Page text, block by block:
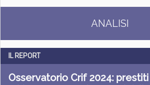
ANALISI
IL REPORT
Osservatorio Crif 2024: